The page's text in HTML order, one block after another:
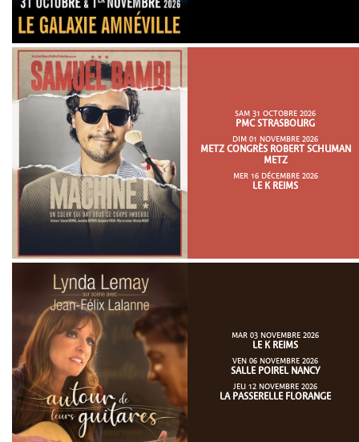
SAM 31 OCTOBRE 2026
PMC STRASBOURG
DIM 01 NOVEMBRE 2026
METZ CONGRÈS ROBERT SCHUMAN
METZ
MER 16 DÉCEMBRE 2026
LE K REIMS
MAR 03 NOVEMBRE 2026
LE K REIMS
VEN 06 NOVEMBRE 2026
SALLE POIREL NANCY
JEU 12 NOVEMBRE 2026
LA PASSERELLE FLORANGE